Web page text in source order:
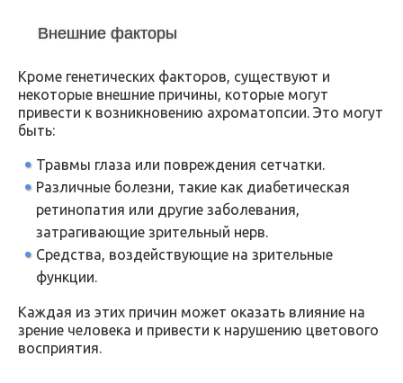
Внешние факторы
Кроме генетических факторов, существуют и
некоторые внешние причины, которые могут
привести к возникновению ахроматопсии. Это могут
быть:
Травмы глаза или повреждения сетчатки.
Различные болезни, такие как диабетическая
ретинопатия или другие заболевания,
затрагивающие зрительный нерв.
Средства, воздействующие на зрительные
функции.
Каждая из этих причин может оказать влияние на
зрение человека и привести к нарушению цветового
восприятия.